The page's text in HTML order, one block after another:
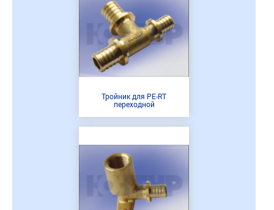
Тройник для PE-RT
переходной